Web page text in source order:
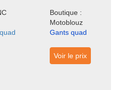
Boutique :
Motoblouz
Gants quad
Voir le prix